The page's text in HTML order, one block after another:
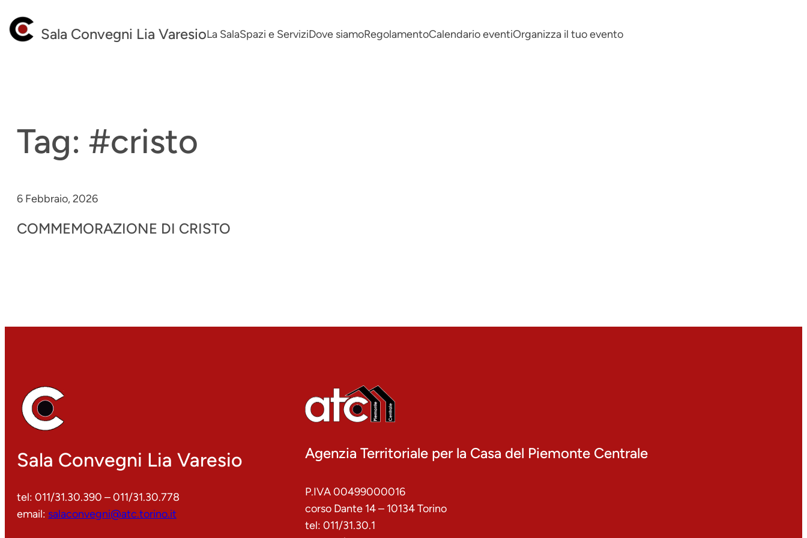
al
contenuto
Sala Convegni Lia VaresioLa SalaSpazi e ServiziDove siamoRegolamentoCalendario eventiOrganizza il tuo evento
Tag: #cristo
6 Febbraio, 2026
COMMEMORAZIONE DI CRISTO
Sala Convegni Lia Varesio
tel: 011/31.30.390 – 011/31.30.778
email: salaconvegni@atc.torino.it
Agenzia Territoriale per la Casa del Piemonte Centrale
P.IVA 00499000016
corso Dante 14 – 10134 Torino
tel: 011/31.30.1